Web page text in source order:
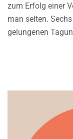
zum Erfolg einer
man selten.
gelungenen